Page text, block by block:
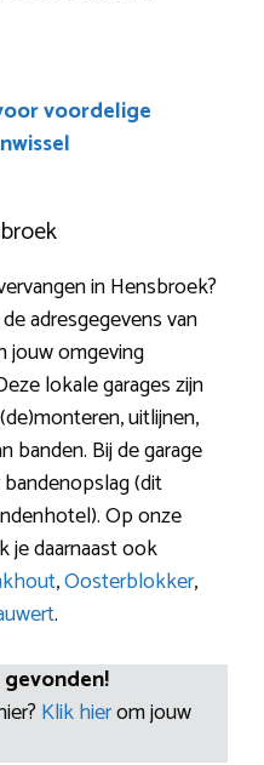
voordelige
in Hensbroek?
adresgegevens van
jouw omgeving
lokale garages zijn
uitlijnen,
banden. Bij de garage
(dit
Op onze
je daarnaast ook
,Oosterblokker,
.
Klik hierom jouw